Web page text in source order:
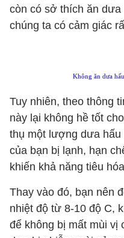
còn có sở thích ăn dưa
chúng ta có cảm giác
Không ăn dưa
Tuy nhiên, theo thông
này lại không hề tốt
thụ một lượng dưa
của bạn bị lạnh, hạn
khiến khả năng tiêu
Thay vào đó, bạn nên
nhiệt độ từ 8-10 độ C,
để không bị mất mùi vị